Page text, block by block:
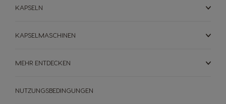
KAPSELN
KAPSELMASCHINEN
MEHR ENTDECKEN
NUTZUNGSBEDINGUNGEN